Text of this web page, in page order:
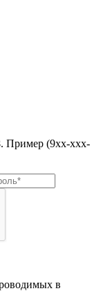
Пример (9хх-ххх-
в